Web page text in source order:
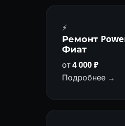
⚡
Ремонт
Фиат
от4 000 ₽
Подробнее →